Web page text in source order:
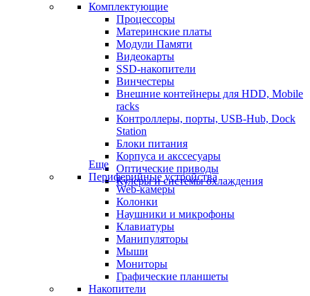
Комплектующие
Процессоры
Материнские платы
Модули Памяти
Видеокарты
SSD-накопители
Винчестеры
Внешние контейнеры для HDD, Mobile
racks
Контроллеры, порты, USB-Hub, Dock
Station
Блоки питания
Корпуса и акссесуары
Оптические приводы
Кулеры и системы охлаждения
Еще
Периферийные устройства
Web-камеры
Колонки
Наушники и микрофоны
Клавиатуры
Манипуляторы
Мыши
Мониторы
Графические планшеты
Накопители